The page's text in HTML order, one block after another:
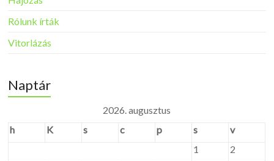
Rólunk írták
Vitorlázás
Naptár
2026. augusztus
h
K s c p s
v
1
2